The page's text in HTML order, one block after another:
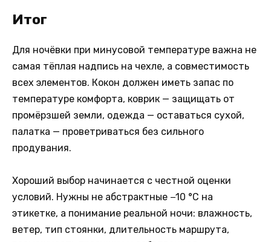
Итог
Для ночёвки при минусовой температуре важна не
самая тёплая надпись на чехле, а совместимость
всех элементов. Кокон должен иметь запас по
температуре комфорта, коврик — защищать от
промёрзшей земли, одежда — оставаться сухой,
палатка — проветриваться без сильного
продувания.
Хороший выбор начинается с честной оценки
условий. Нужны не абстрактные −10 °C на
этикетке, а понимание реальной ночи: влажность,
ветер, тип стоянки, длительность маршрута,